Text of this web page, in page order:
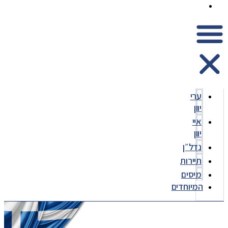
ערי
יוון
איי
יוון
נדל״ן
תיירות
מיסים
המיוחדים